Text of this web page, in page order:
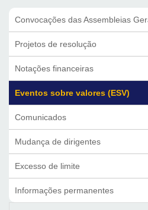
Convocações das Assembleias
Projetos de resolução
Notações financeiras
Eventos sobre valores (ESV)
Comunicados
Mudança de dirigentes
Excesso de limite
Informações permanentes